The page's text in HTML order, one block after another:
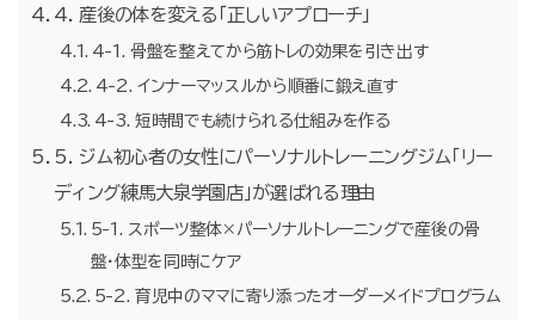
4. 産後の体を変える「正しいアプローチ」
4-1. 骨盤を整えてから筋トレの効果を引き出す
4-2. インナーマッスルから順番に鍛え直す
4-3. 短時間でも続けられる仕組みを作る
5. ジム初心者の女性にパーソナルトレーニングジム「リー
ディング練馬大泉学園店」が選ばれる理由
5-1. スポーツ整体×パーソナルトレーニングで産後の骨
盤・体型を同時にケア
5-2. 育児中のママに寄り添ったオーダーメイドプログラム